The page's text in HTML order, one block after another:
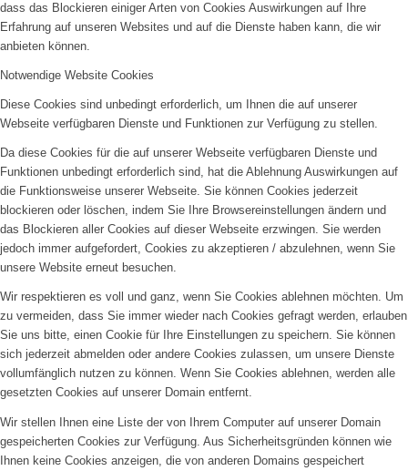
dass das Blockieren einiger Arten von Cookies Auswirkungen auf Ihre
Erfahrung auf unseren Websites und auf die Dienste haben kann, die wir
anbieten können.
Notwendige Website Cookies
Diese Cookies sind unbedingt erforderlich, um Ihnen die auf unserer
Webseite verfügbaren Dienste und Funktionen zur Verfügung zu stellen.
Da diese Cookies für die auf unserer Webseite verfügbaren Dienste und
Funktionen unbedingt erforderlich sind, hat die Ablehnung Auswirkungen auf
die Funktionsweise unserer Webseite. Sie können Cookies jederzeit
blockieren oder löschen, indem Sie Ihre Browsereinstellungen ändern und
das Blockieren aller Cookies auf dieser Webseite erzwingen. Sie werden
jedoch immer aufgefordert, Cookies zu akzeptieren / abzulehnen, wenn Sie
unsere Website erneut besuchen.
Wir respektieren es voll und ganz, wenn Sie Cookies ablehnen möchten. Um
zu vermeiden, dass Sie immer wieder nach Cookies gefragt werden, erlauben
Sie uns bitte, einen Cookie für Ihre Einstellungen zu speichern. Sie können
sich jederzeit abmelden oder andere Cookies zulassen, um unsere Dienste
vollumfänglich nutzen zu können. Wenn Sie Cookies ablehnen, werden alle
gesetzten Cookies auf unserer Domain entfernt.
Wir stellen Ihnen eine Liste der von Ihrem Computer auf unserer Domain
gespeicherten Cookies zur Verfügung. Aus Sicherheitsgründen können wie
Ihnen keine Cookies anzeigen, die von anderen Domains gespeichert